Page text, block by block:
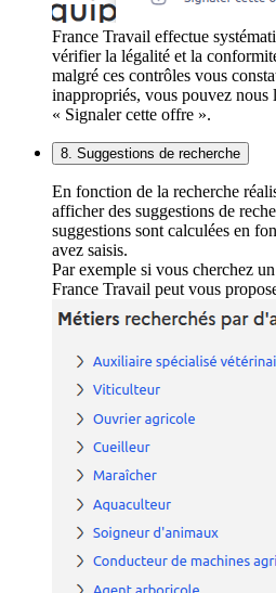
France Travail effectue
vérifier la légalité et la
malgré ces contrôles vous
inappropriés, vous pouvez nous
« Signaler cette offre ».
8. Suggestions de recherche
En fonction de la recherche
afficher des suggestions de
suggestions sont calculées en
avez saisis.
Par exemple si vous cherchez
France Travail peut vous